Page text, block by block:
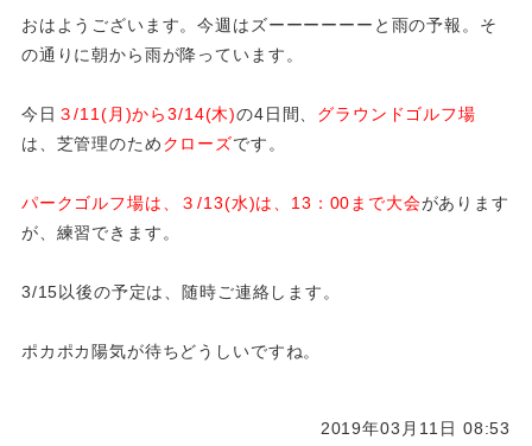
おはようございます。今週はズーーーーーーと雨の予報。そ
の通りに朝から雨が降っています。
今日 ３/11(月)から3/14(木)の4日間、 グラウンドゴルフ場
は、芝管理のためクローズです。
パークゴルフ場は、３/13(水)は、13：00まで大会があります
が、練習できます。
3/15以後の予定は、随時ご連絡します。
ポカポカ陽気が待ちどうしいですね。
2019年03月11日 08:53